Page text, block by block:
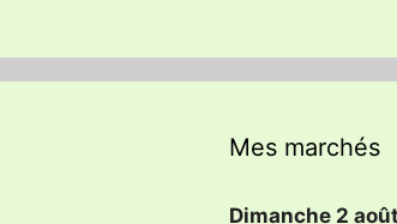
Mes marchés
Dimanche 2 août